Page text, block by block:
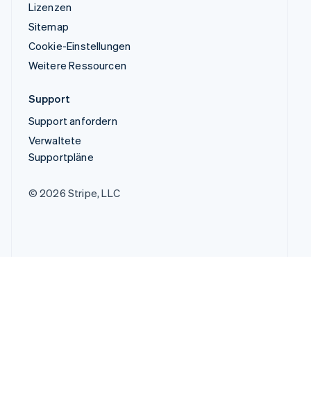
Lizenzen
Sitemap
Cookie-Einstellungen
Weitere Ressourcen
Support
Support anfordern
Verwaltete
Supportpläne
© 2026 Stripe, LLC